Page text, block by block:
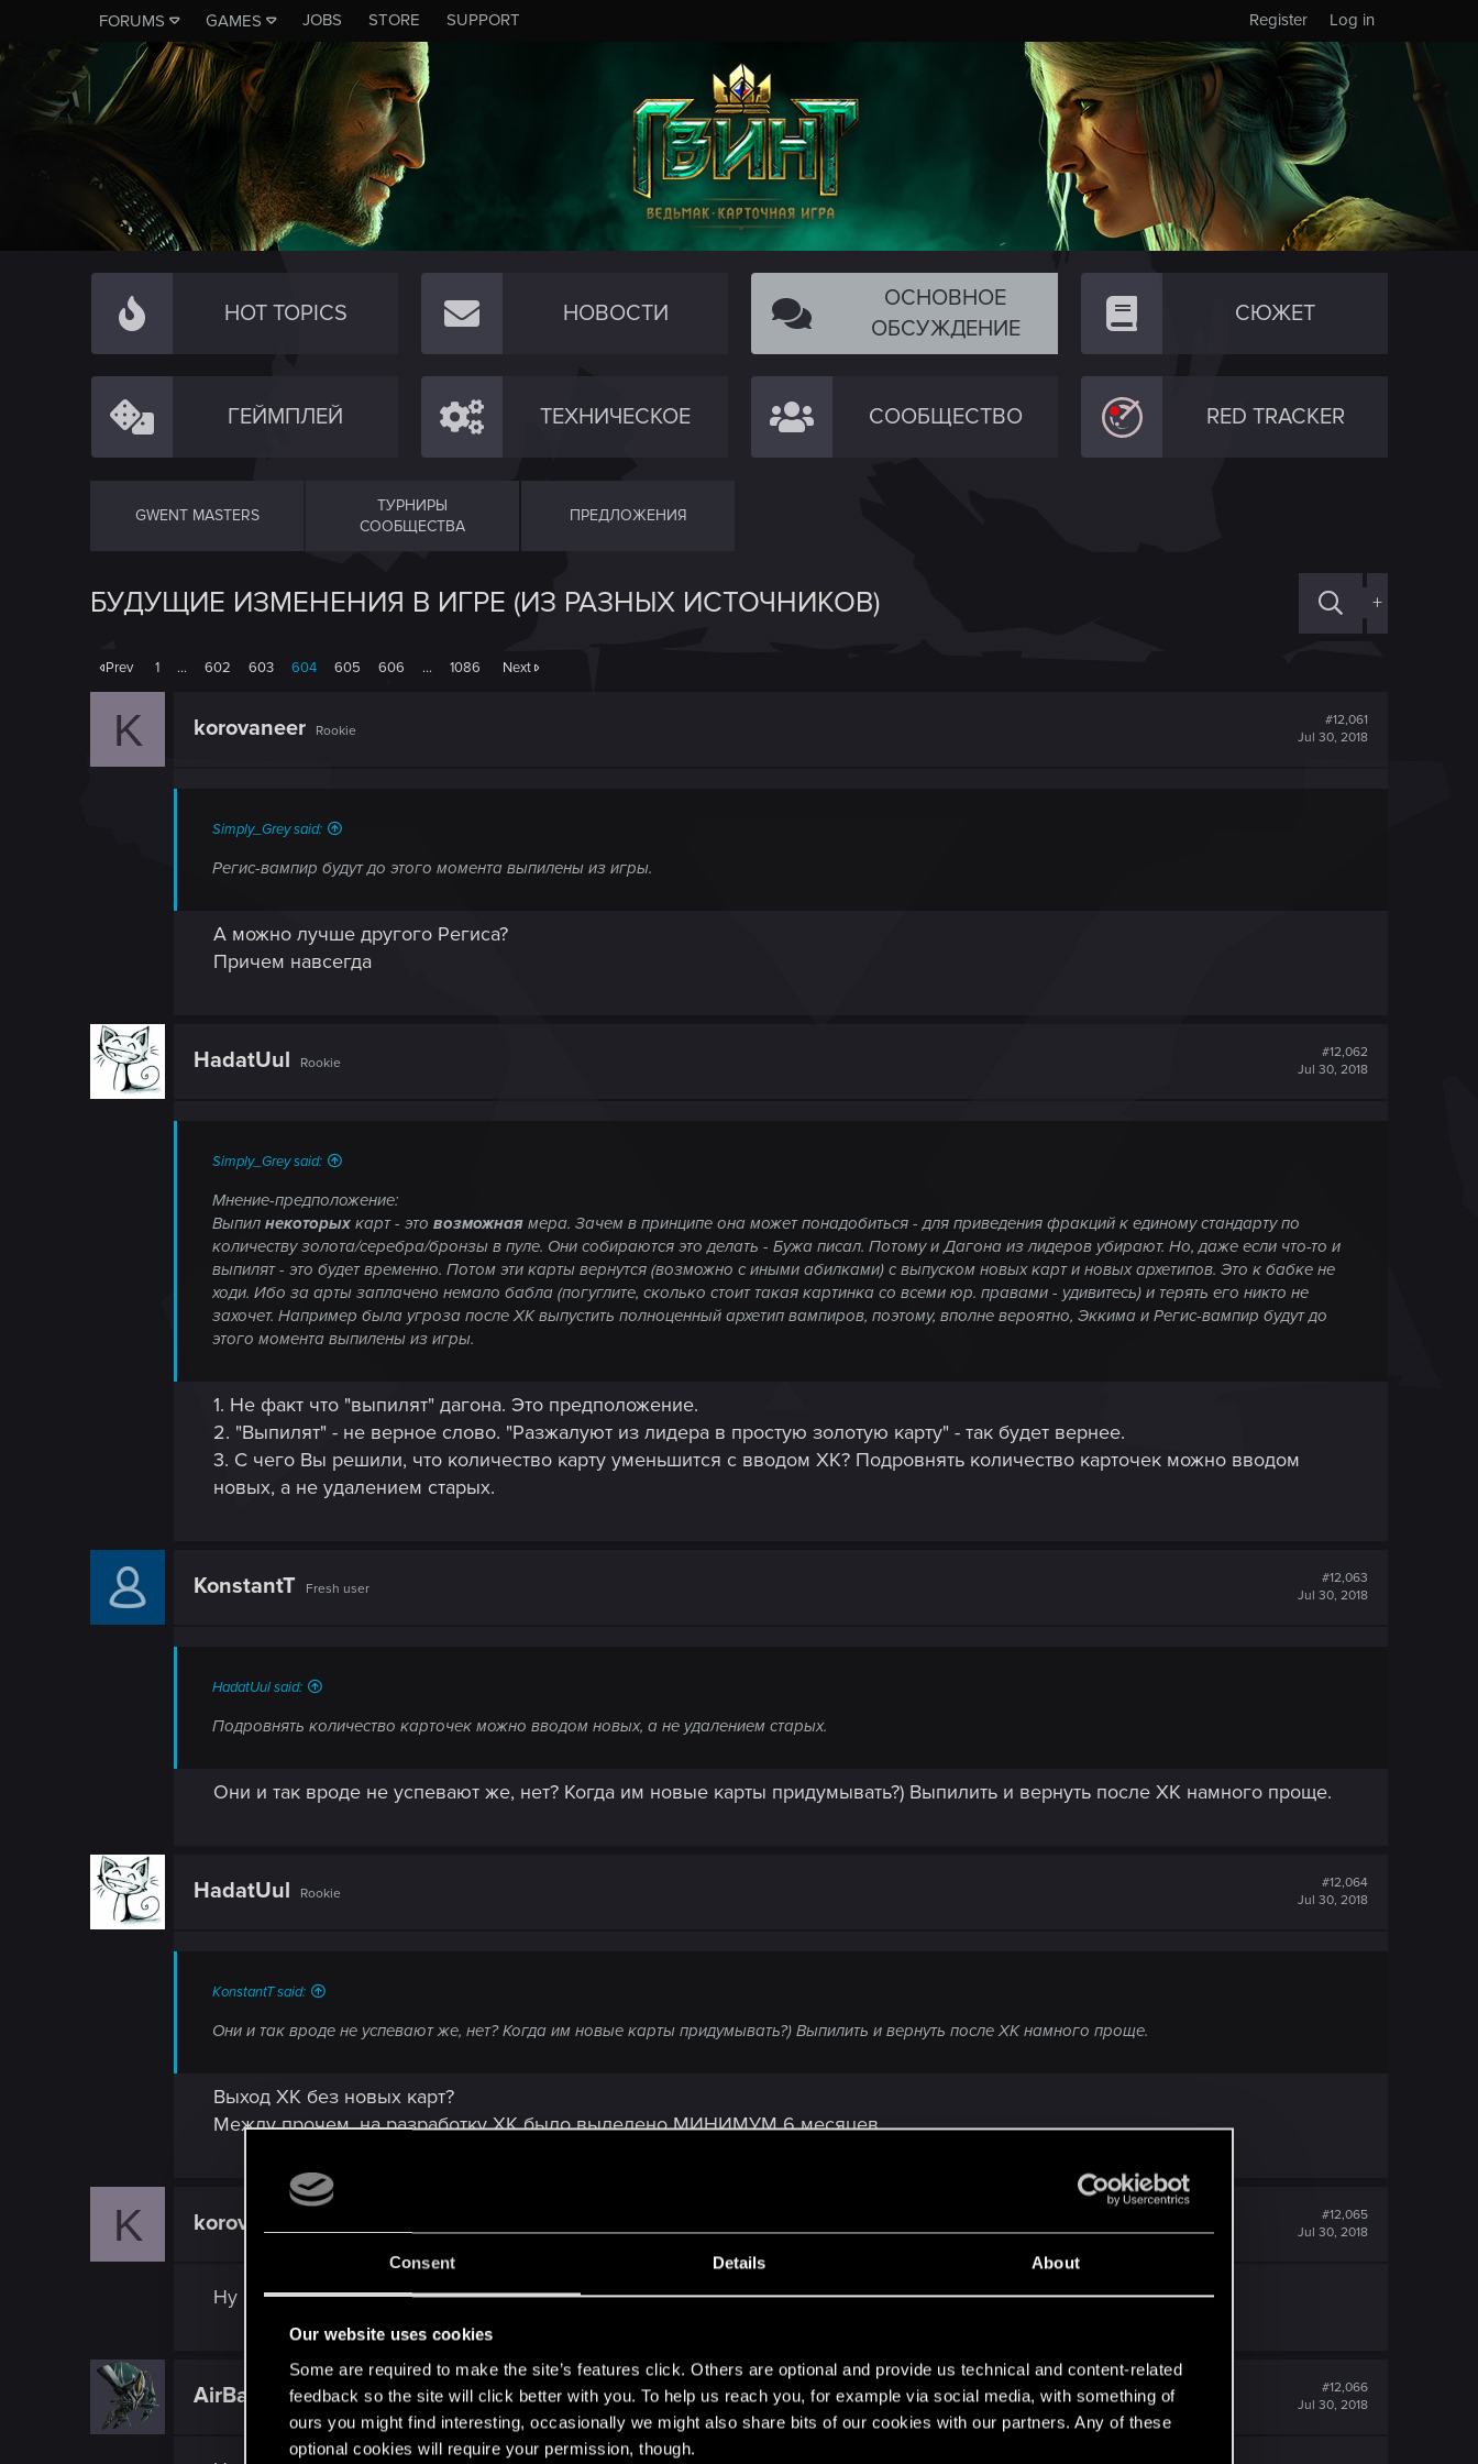
Consent Details About
Our website uses cookies
Some are required to make the site’s features click. Others are optional and provide us technical and content-related
feedback so the site will click better with you. To help us reach you, for example via social media, with something of
ours you might find interesting, occasionally we might also share bits of our cookies with our partners. Any of these
optional cookies will require your permission, though.
FORUMS GAMES JOBS STORE SUPPORT Log in
Register
HOT TOPICS НОВОСТИ
ОСНОВНОЕ
ОБСУЖДЕНИЕ
СЮЖЕТ
ГЕЙМПЛЕЙ ТЕХНИЧЕСКОЕ СООБЩЕСТВО RED TRACKER
GWENT MASTERS
ТУРНИРЫ
СООБЩЕСТВА
ПРЕДЛОЖЕНИЯ
БУДУЩИЕ ИЗМЕНЕНИЯ В ИГРЕ (ИЗ РАЗНЫХ ИСТОЧНИКОВ) +
Prev 1 … 602 603 604 605 606 … 1086 Next
K korovaneer Rookie
#12,061
Jul 30, 2018
Simply_Grey said:
Регис-вампир будут до этого момента выпилены из игры.
А можно лучше другого Региса?
Причем навсегда
HadatUul Rookie
#12,062
Jul 30, 2018
Simply_Grey said:
Мнение-предположение:
Выпил некоторых карт - это возможная мера. Зачем в принципе она может понадобиться - для приведения фракций к единому стандарту по
количеству золота/серебра/бронзы в пуле. Они собираются это делать - Бужа писал. Потому и Дагона из лидеров убирают. Но, даже если что-то и
выпилят - это будет временно. Потом эти карты вернутся (возможно с иными абилками) с выпуском новых карт и новых архетипов. Это к бабке не
ходи. Ибо за арты заплачено немало бабла (погуглите, сколько стоит такая картинка со всеми юр. правами - удивитесь) и терять его никто не
захочет. Например была угроза после ХК выпустить полноценный архетип вампиров, поэтому, вполне вероятно, Эккима и Регис-вампир будут до
этого момента выпилены из игры.
1. Не факт что "выпилят" дагона. Это предположение.
2. "Выпилят" - не верное слово. "Разжалуют из лидера в простую золотую карту" - так будет вернее.
3. С чего Вы решили, что количество карту уменьшится с вводом ХК? Подровнять количество карточек можно вводом
новых, а не удалением старых.
KonstantT Fresh user
#12,063
Jul 30, 2018
HadatUul said:
Подровнять количество карточек можно вводом новых, а не удалением старых.
Они и так вроде не успевают же, нет? Когда им новые карты придумывать?) Выпилить и вернуть после ХК намного проще.
HadatUul Rookie
#12,064
Jul 30, 2018
KonstantT said:
Они и так вроде не успевают же, нет? Когда им новые карты придумывать?) Выпилить и вернуть после ХК намного проще.
Выход ХК без новых карт?
Между прочем, на разработку ХК было выделено МИНИМУМ 6 месяцев.
K korovaneer
#12,065
Jul 30, 2018
Ну разжалование гей-эльса как то пережил говинт - переживёт и ведермакара на 8 без альзура.
AirBanshee Rookie
#12,066
Jul 30, 2018